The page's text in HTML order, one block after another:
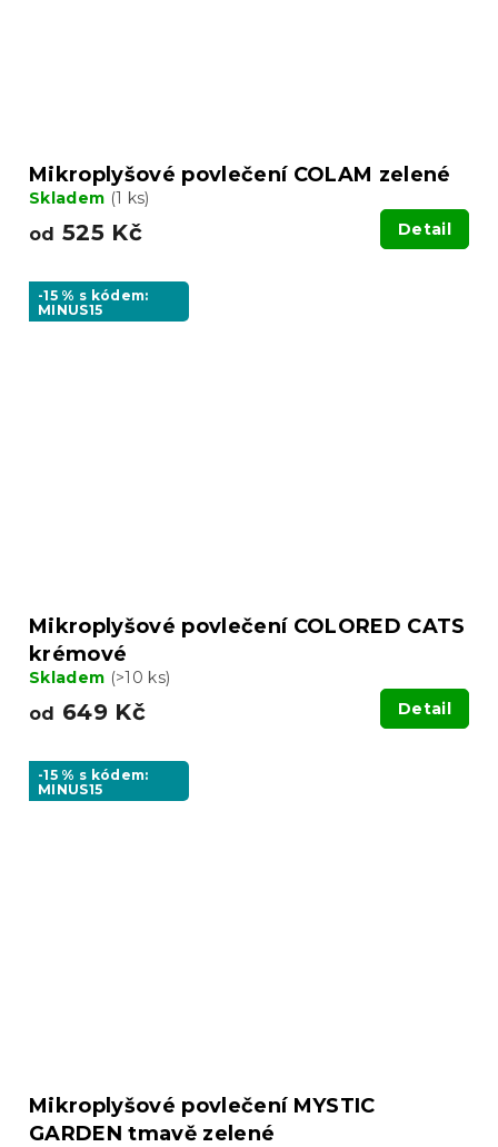
Mikroplyšové povlečení COLAM zelené
Skladem (1 ks)
od 525 Kč Detail
-15 % s kódem:
MINUS15
Mikroplyšové povlečení COLORED CATS
krémové
Skladem (>10 ks)
od 649 Kč Detail
-15 % s kódem:
MINUS15
Mikroplyšové povlečení MYSTIC
GARDEN tmavě zelené